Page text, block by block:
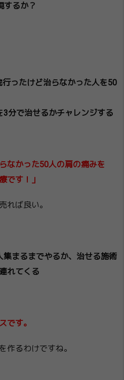
するか？
ったけど治らなかった人を50
3分で治せるかチャレンジする
なかった50人の肩の痛みを
です！」
れば良い。
集まるまでやるか、治せる施術
れてくる
です。
作るわけですね。